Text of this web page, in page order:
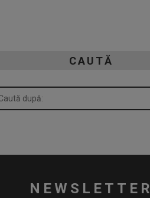
CAUTĂ
NEWSLETTER